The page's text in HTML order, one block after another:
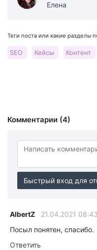
Елена
Теги поста или какие разделы
SEO Кейсы Контент
Комментарии (4)
Быстрый вход для
AlbertZ
21.04.2021 08:43
Посыл понятен, спасибо.
Ответить